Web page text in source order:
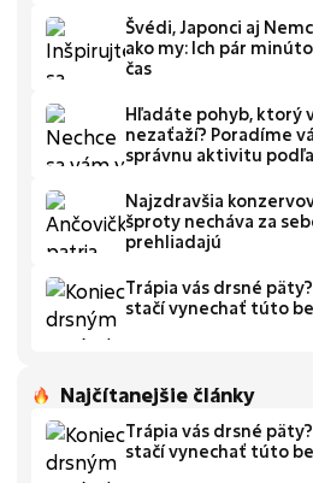
Švédi, Japonci aj
ako my: Ich pár
čas
Hľadáte pohyb, ktorý
nezaťaží? Poradíme
správnu aktivitu
Najzdravšia
šproty necháva za
prehliadajú
Trápia vás drsné
stačí
Najčítanejšie články
Trápia vás drsné
stačí